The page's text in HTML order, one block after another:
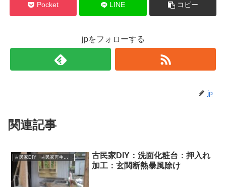
Pocket LINE コピー
jpをフォローする
jp
関連記事
古民家DIY：洗面化粧台：押入れ
加工：玄関断熱暴風除け